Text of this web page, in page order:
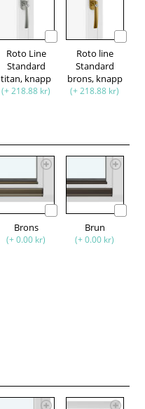
Roto Line
Standard
titan, knapp
(+ 218.88 kr)
Roto line
Standard
brons, knapp
(+ 218.88 kr)
Brons
(+ 0.00 kr)
Brun
(+ 0.00 kr)